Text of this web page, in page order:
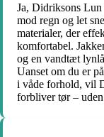
Ja, Didriksons
mod regn og let
materialer, der
komfortabel.
og en vandtæt
Uanset om du er
i våde forhold, vil
forbliver tør –